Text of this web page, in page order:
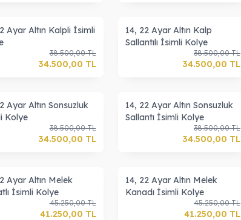
Ayar Altın Kalpli İsimli
38.500,00TL
34.500,00 TL
14, 22 Ayar Altın Kalp
Sallantılı İsimli Kolye
38.500,00TL
34.500,00 TL
Ayar Altın Sonsuzluk
Kolye
38.500,00TL
34.500,00 TL
14, 22 Ayar Altın Sonsuzluk
Sallantı İsimli Kolye
38.500,00TL
34.500,00 TL
Ayar Altın Melek
İsimli Kolye
45.250,00TL
41.250,00 TL
14, 22 Ayar Altın Melek
Kanadı İsimli Kolye
45.250,00TL
41.250,00 TL